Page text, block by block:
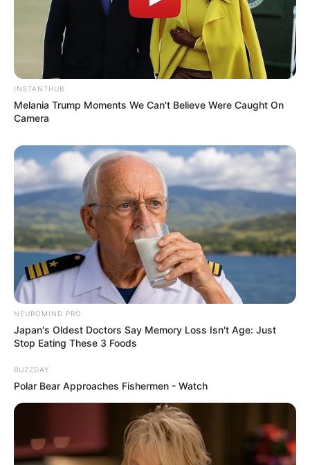
INSTANTHUB
Melania Trump Moments We Can't Believe Were Caught On
Camera
NEUROMIND PRO
Japan's Oldest Doctors Say Memory Loss Isn't Age: Just
Stop Eating These 3 Foods
BUZZDAY
Polar Bear Approaches Fishermen - Watch